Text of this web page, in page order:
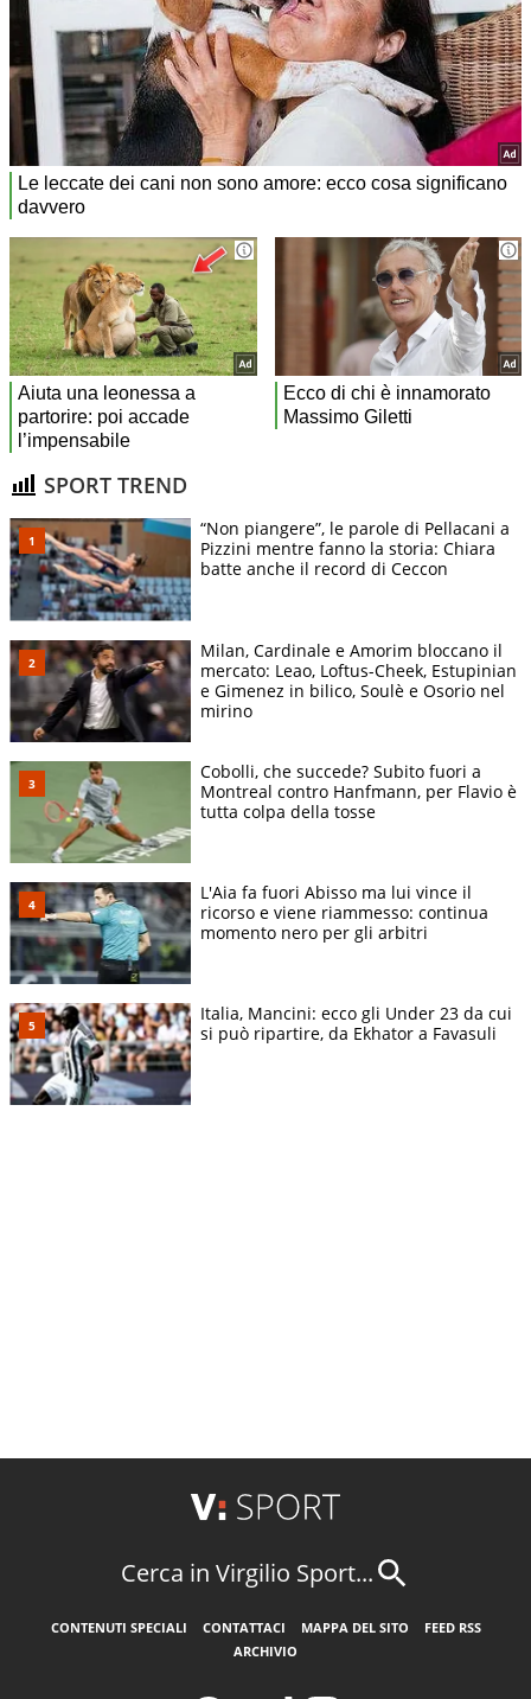
SPORT TREND
“Non piangere”, le parole di Pellacani a
Pizzini mentre fanno la storia: Chiara
batte anche il record di Ceccon
Milan, Cardinale e Amorim bloccano il
mercato: Leao, Loftus-Cheek, Estupinian
e Gimenez in bilico, Soulè e Osorio nel
mirino
Cobolli, che succede? Subito fuori a
Montreal contro Hanfmann, per Flavio è
tutta colpa della tosse
L'Aia fa fuori Abisso ma lui vince il
ricorso e viene riammesso: continua
momento nero per gli arbitri
Italia, Mancini: ecco gli Under 23 da cui
si può ripartire, da Ekhator a Favasuli
Cerca in Virgilio Sport...
CONTENUTI SPECIALI CONTATTACI MAPPA DEL SITO
FEED RSS
ARCHIVIO